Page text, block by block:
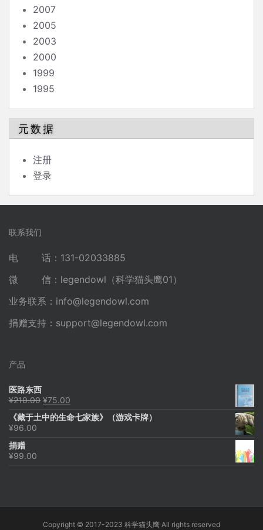
2007
2005
2003
2000
1999
1995
元数据
注册
登录
联系我们
电 话：131-02033885
微 信：legendowl（科学猫头鹰01）
业务联系： info@legendowl.com
捐赠支持： support@legendowl.com
产品
医路东西
¥210.00 原
为：
¥75.00
价
《藏于土中的生命七家族》（游戏卡牌）
¥96.00
捐赠
¥99.00
Copyright © 2017-2023 科学猫头鹰 All rights reserved